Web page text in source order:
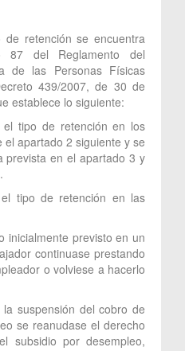
retención se encuentra
87 del Reglamento del
de las Personas Físicas
439/2007, de 30 de
establece lo siguiente:
el tipo de retención en los
apartado 2 siguiente y se
prevista en el apartado 3 y
tipo de retención en las
inicialmente previsto en un
continuase prestando
o volviese a hacerlo
suspensión del cobro de
se reanudase el derecho
subsidio por desempleo,